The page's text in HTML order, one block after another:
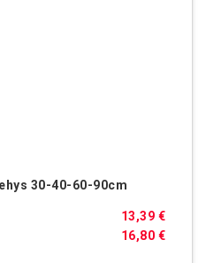
30-40-60-90cm
16,80 €
13,39 €